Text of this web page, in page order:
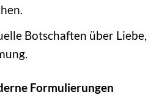
Botschaften über Liebe,
Formulierungen